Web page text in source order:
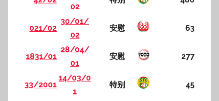
02
021/02
30/01/
02
安慰 63
1831/01
28/04/
01
安慰 277
33/2001
14/03/0
1
特别 45